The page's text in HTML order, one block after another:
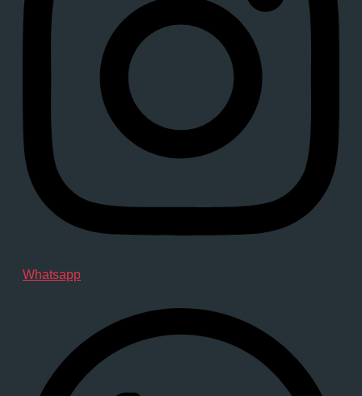
Whatsapp